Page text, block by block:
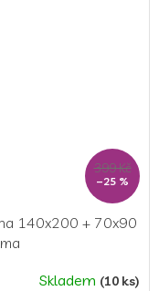
399 Kč
–25 %
140x200 + 70x90
Skladem (10 ks)